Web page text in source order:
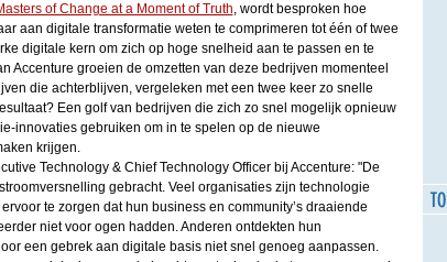
of Change at a Moment of Truth, wordt besproken hoe
aan digitale transformatie weten te comprimeren tot één of twee
digitale kern om zich op hoge snelheid aan te passen en te
Accenture groeien de omzetten van deze bedrijven momenteel
die achterblijven, vergeleken met een twee keer zo snelle
Een golf van bedrijven die zich zo snel mogelijk opnieuw
innovaties gebruiken om in te spelen op de nieuwe
krijgen.
Technology & Chief Technology Officer bij Accenture: "De
gebracht. Veel organisaties zijn technologie
te zorgen dat hun business en community’s draaiende
niet voor ogen hadden. Anderen ontdekten hun
een gebrek aan digitale basis niet snel genoeg aanpassen.